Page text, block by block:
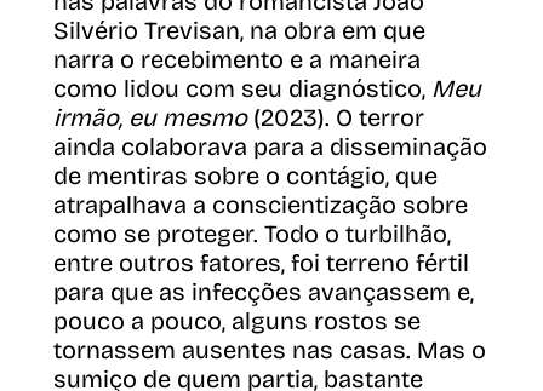
Silvério Trevisan, na obra em que
narra o recebimento e a maneira
como lidou com seu diagnóstico, Meu
irmão, eu mesmo(2023). O terror
ainda colaborava para a disseminação
de mentiras sobre o contágio, que
atrapalhava a conscientização sobre
como se proteger. Todo o turbilhão,
entre outros fatores, foi terreno fértil
para que as infecções avançassem e,
pouco a pouco, alguns rostos se
tornassem ausentes nas casas. Mas o
sumiço de quem partia, bastante